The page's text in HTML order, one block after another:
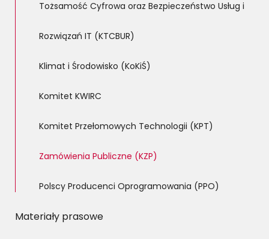
Tożsamość Cyfrowa oraz Bezpieczeństwo Usług i
Rozwiązań IT (KTCBUR)
Klimat i Środowisko (KoKiŚ)
Komitet KWIRC
Komitet Przełomowych Technologii (KPT)
Zamówienia Publiczne (KZP)
Polscy Producenci Oprogramowania (PPO)
Materiały prasowe